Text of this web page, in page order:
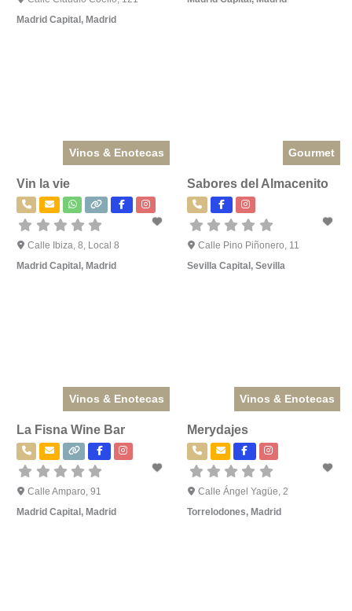
Madrid Capital, Madrid
Vinos & Enotecas
Vin la vie
Calle Ibiza, 8, Local 8
Madrid Capital , Madrid
Gourmet
Sabores del Almacenito
Calle Pino Piñonero, 11
Sevilla Capital ,Sevilla
Vinos & Enotecas
La Fisna Wine Bar
Calle Amparo, 91
Madrid Capital , Madrid
Vinos & Enotecas
Merydajes
Calle Ángel Yagüe, 2
Torrelodones, Madrid